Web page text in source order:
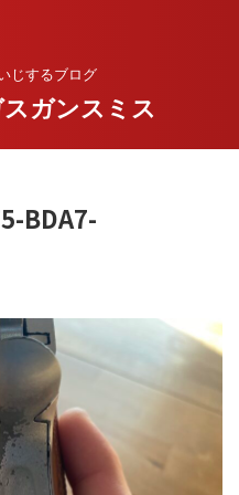
じするブログ
ガンスミス
BDA7-